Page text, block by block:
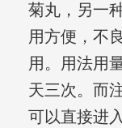
菊丸，另一
用方便，不
用。用法用
天三次。而
可以直接进